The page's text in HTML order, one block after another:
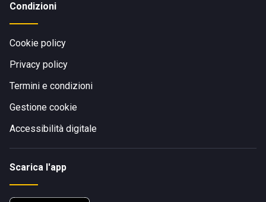
Condizioni
Cookie policy
Privacy policy
Termini e condizioni
Gestione cookie
Accessibilità digitale
Scarica l'app